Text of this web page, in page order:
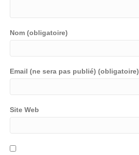
Nom (obligatoire)
Email (ne sera pas publié) (obligatoire)
Site Web